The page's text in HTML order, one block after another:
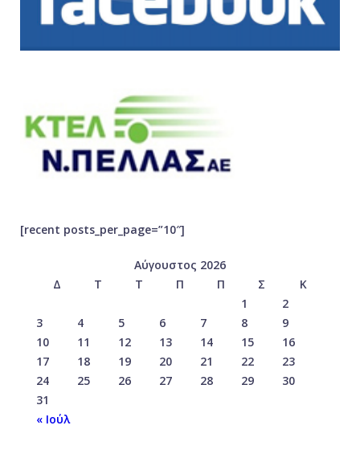
[recent posts_per_page=”10″]
Αύγουστος 2026
Δ
Τ Τ Π Π Σ
Κ
1
2
3
4 5 6 7 8
9
10
11 12 13 14 15
16
17
18 19 20 21 22
23
24
25 26 27 28 29
30
31
« Ιούλ